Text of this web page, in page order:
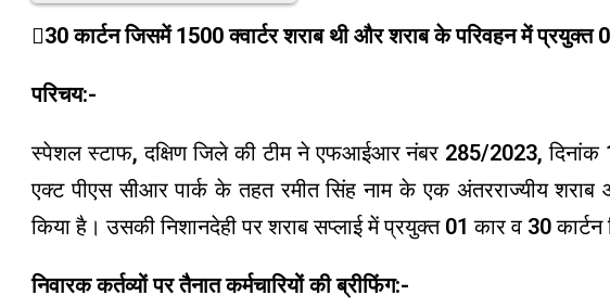
30 कार्टन जिसमें 1500 क्वार्टर शराब थी और शराब के परिवहन में प्रयुक्त
परिचय:-
स्पेशल स्टाफ, दक्षिण जिले की टीम ने एफआईआर नंबर 285/2023, दिनांक
एक्ट पीएस सीआर पार्क के तहत रमीत सिंह नाम के एक अंतरराज्यीय शराब
किया है। उसकी निशानदेही पर शराब सप्लाई में प्रयुक्त 01 कार व 30 कार्टन
निवारक कर्तव्यों पर तैनात कर्मचारियों की ब्रीफिंग:-